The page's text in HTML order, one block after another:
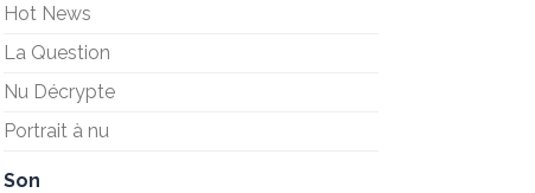
Hot News
La Question
Nu Décrypte
Portrait à nu
Son